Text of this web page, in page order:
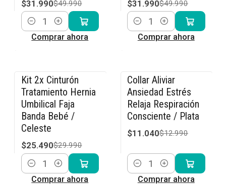
$31.990$49.990
Cantidad
Comprar ahora
$31.990$49.990
Cantidad
Comprar ahora
-15% OFF
Kit 2x Cinturón
Tratamiento Hernia
Umbilical Faja
Banda Bebé /
Celeste
$25.490$29.990
Cantidad
Comprar ahora
-15% OFF
Collar Aliviar
Ansiedad Estrés
Relaja Respiración
Consciente / Plata
$11.040$12.990
Cantidad
Comprar ahora